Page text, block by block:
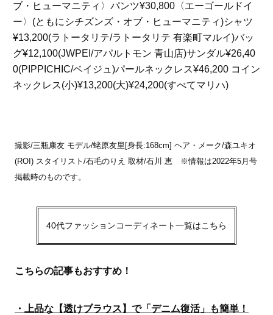
ブ・ヒューマニティ〉パンツ¥30,800〈エーゴールドイ
ー〉(ともにシチズンズ・オブ・ヒューマニティ)シャツ
¥13,200(ラトータリテ/ラトータリテ 有楽町マルイ)バッ
グ¥12,100(JWPEI/アパルトモン 青山店)サンダル¥26,40
0(PIPPICHIC/ベイジュ)パールネックレス¥46,200 コイン
ネックレス(小)¥13,200(大)¥24,200(すべてマリハ)
撮影/三瓶康友 モデル/蛯原友里[身長:168cm] ヘア・メーク/森ユキオ
(ROI) スタイリスト/石毛のりえ 取材/石川 恵 ※情報は2022年5月号
掲載時のものです。
40代ファッションコーディネート一覧はこちら
こちらの記事もおすすめ！
・上品な【透けブラウス】で「デニム復活」も簡単！